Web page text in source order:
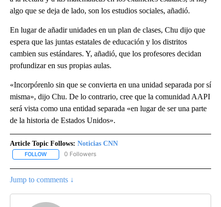
algo que se deja de lado, son los estudios sociales, añadió.
En lugar de añadir unidades en un plan de clases, Chu dijo que
espera que las juntas estatales de educación y los distritos
cambien sus estándares. Y, añadió, que los profesores decidan
profundizar en sus propias aulas.
«Incorpórenlo sin que se convierta en una unidad separada por sí
misma», dijo Chu. De lo contrario, cree que la comunidad AAPI
será vista como una entidad separada «en lugar de ser una parte
de la historia de Estados Unidos».
Article Topic Follows: Noticias CNN
FOLLOW FOLLOW "NOTICIAS CNN" TO RECEIVE NOTIFICATIONS ABOUT
0 Followers
Jump to comments ↓